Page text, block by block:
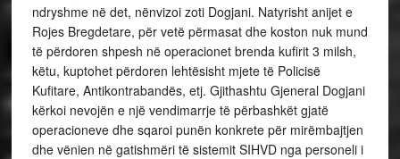
ndryshme në det, nënvizoi zoti Dogjani. Natyrisht anijet e
Rojes Bregdetare, për vetë përmasat dhe koston nuk mund
të përdoren shpesh në operacionet brenda kufirit 3 milsh,
këtu, kuptohet përdoren lehtësisht mjete të Policisë
Kufitare, Antikontrabandës, etj. Gjithashtu Gjeneral Dogjani
kërkoi nevojën e një vendimarrje të përbashkët gjatë
operacioneve dhe sqaroi punën konkrete për mirëmbajtjen
dhe vënien në gatishmëri të sistemit SIHVD nga personeli i